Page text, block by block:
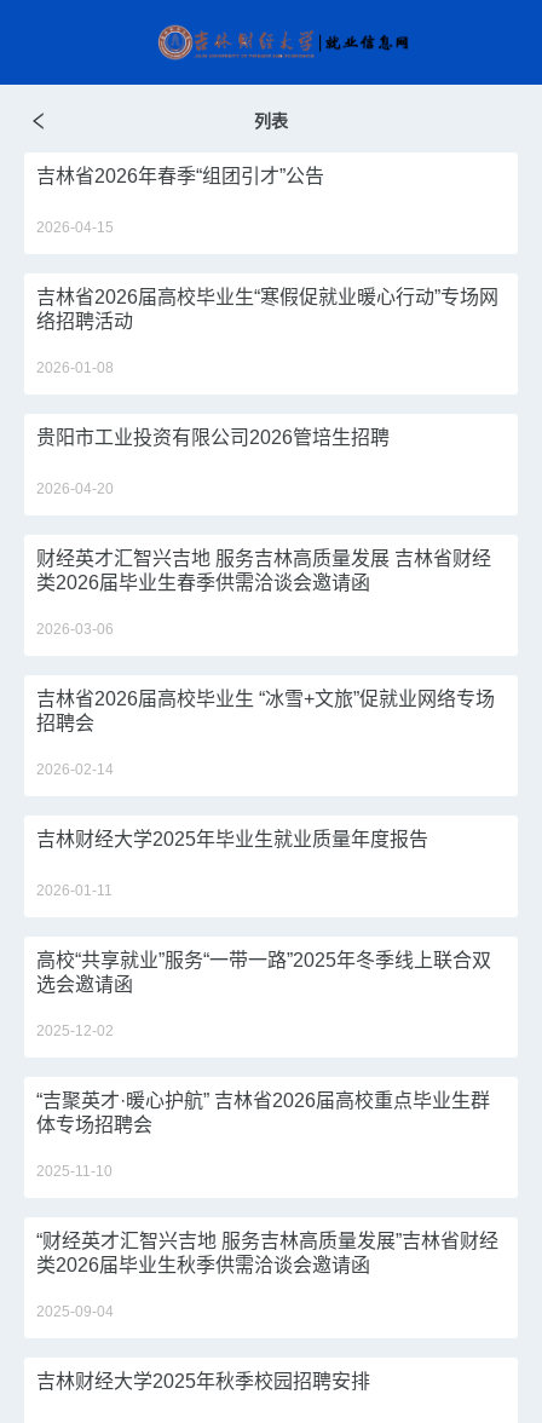
列表
吉林省2026年春季“组团引才”公告
2026-04-15
吉林省2026届高校毕业生“寒假促就业暖心行动”专场网
络招聘活动
2026-01-08
贵阳市工业投资有限公司2026管培生招聘
2026-04-20
财经英才汇智兴吉地 服务吉林高质量发展 吉林省财经
类2026届毕业生春季供需洽谈会邀请函
2026-03-06
吉林省2026届高校毕业生 “冰雪+文旅”促就业网络专场
招聘会
2026-02-14
吉林财经大学2025年毕业生就业质量年度报告
2026-01-11
高校“共享就业”服务“一带一路”2025年冬季线上联合双
选会邀请函
2025-12-02
“吉聚英才·暖心护航” 吉林省2026届高校重点毕业生群
体专场招聘会
2025-11-10
“财经英才汇智兴吉地 服务吉林高质量发展”吉林省财经
类2026届毕业生秋季供需洽谈会邀请函
2025-09-04
吉林财经大学2025年秋季校园招聘安排